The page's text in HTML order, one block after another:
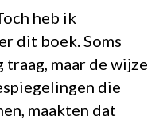
heb ik
dit boek. Soms
maar de wijze
die
maakten dat